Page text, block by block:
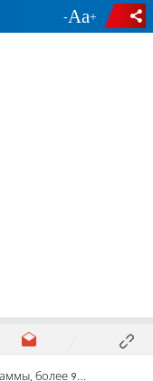
- +
репатриируется»